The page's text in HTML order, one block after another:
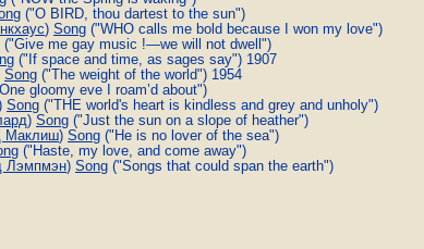
("O BIRD, thou dartest to the sun")
) Song ("WHO calls me bold because I won my love")
("Give me gay music !—we will not dwell")
("If space and time, as sages say") 1907
Song ("The weight of the world") 1954
gloomy eve I roam’d about")
Song ("THE world's heart is kindless and grey and unholy")
) Song ("Just the sun on a slope of heather")
Маклиш) Song ("He is no lover of the sea")
("Haste, my love, and come away")
Лэмпмэн) Song ("Songs that could span the earth")